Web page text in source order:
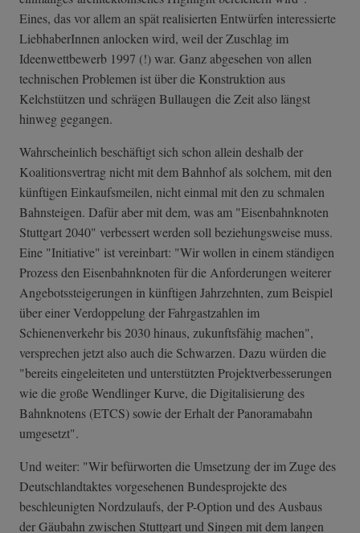
Eines, das vor allem an spät realisierten Entwürfen interessierte
LiebhaberInnen anlocken wird, weil der Zuschlag im
Ideenwettbewerb 1997 (!) war. Ganz abgesehen von allen
technischen Problemen ist über die Konstruktion aus
Kelchstützen und schrägen Bullaugen die Zeit also längst
hinweg gegangen.
Wahrscheinlich beschäftigt sich schon allein deshalb der
Koalitionsvertrag nicht mit dem Bahnhof als solchem, mit den
künftigen Einkaufsmeilen, nicht einmal mit den zu schmalen
Bahnsteigen. Dafür aber mit dem, was am "Eisenbahnknoten
Stuttgart 2040" verbessert werden soll beziehungsweise muss.
Eine "Initiative" ist vereinbart: "Wir wollen in einem ständigen
Prozess den Eisenbahnknoten für die Anforderungen weiterer
Angebotssteigerungen in künftigen Jahrzehnten, zum Beispiel
über einer Verdoppelung der Fahrgastzahlen im
Schienenverkehr bis 2030 hinaus, zukunftsfähig machen",
versprechen jetzt also auch die Schwarzen. Dazu würden die
"bereits eingeleiteten und unterstützten Projektverbesserungen
wie die große Wendlinger Kurve, die Digitalisierung des
Bahnknotens (ETCS) sowie der Erhalt der Panoramabahn
umgesetzt".
Und weiter: "Wir befürworten die Umsetzung der im Zuge des
Deutschlandtaktes vorgesehenen Bundesprojekte des
beschleunigten Nordzulaufs, der P-Option und des Ausbaus
der Gäubahn zwischen Stuttgart und Singen mit dem langen